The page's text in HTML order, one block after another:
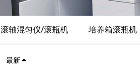
滚轴混匀仪/滚瓶机 培养箱滚瓶机
最新